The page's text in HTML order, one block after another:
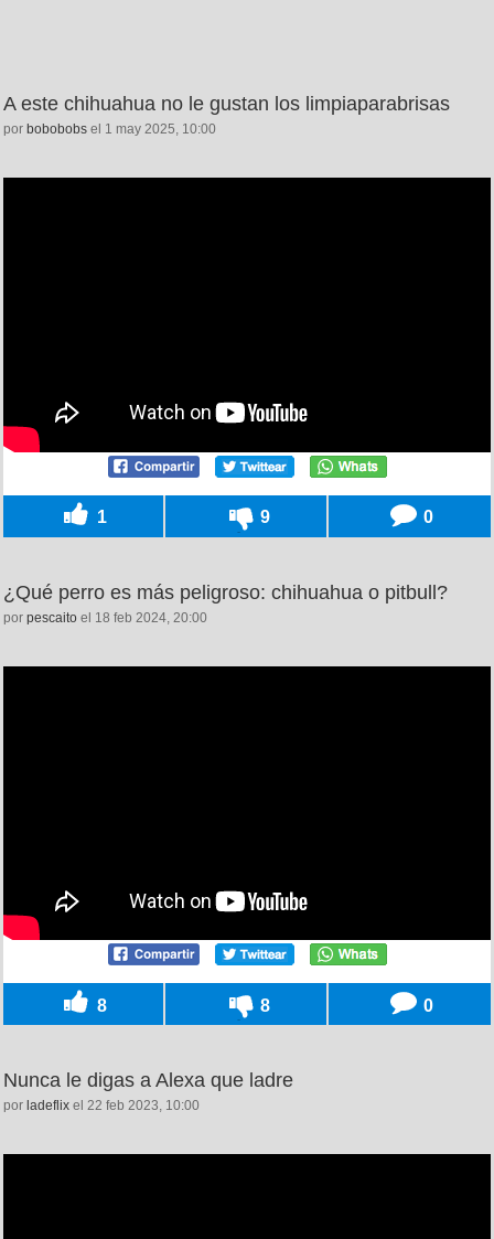
A este chihuahua no le gustan los limpiaparabrisas
por bobobobs el 1 may 2025, 10:00
1 9 0
¿Qué perro es más peligroso: chihuahua o pitbull?
por pescaito el 18 feb 2024, 20:00
8 8 0
Nunca le digas a Alexa que ladre
por ladeflix el 22 feb 2023, 10:00